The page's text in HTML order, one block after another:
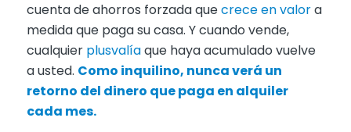
cuenta de ahorros forzada quecrece en valora
medida que paga su casa. Y cuando vende,
cualquier plusvalíaque haya acumulado vuelve
a usted. Como inquilino, nunca verá un
retorno del dinero que paga en alquiler
cada mes.